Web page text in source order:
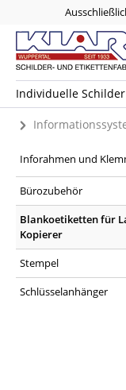
Individuelle
Inforahmen und
Bürozubehör
Blankoetiketten für
Kopierer
Stempel
Schlüsselanhänger